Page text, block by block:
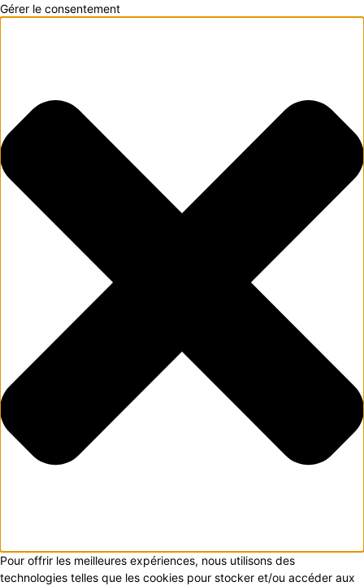
Gérer le consentement
Pour offrir les meilleures expériences, nous utilisons des
technologies telles que les cookies pour stocker et/ou accéder aux